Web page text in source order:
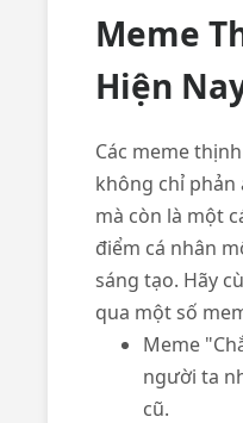
Meme
Hiện
Các meme
không chỉ phản
mà còn là một
điểm cá nhân
sáng tạo. Hãy
qua một số
Meme
người ta
cũ.